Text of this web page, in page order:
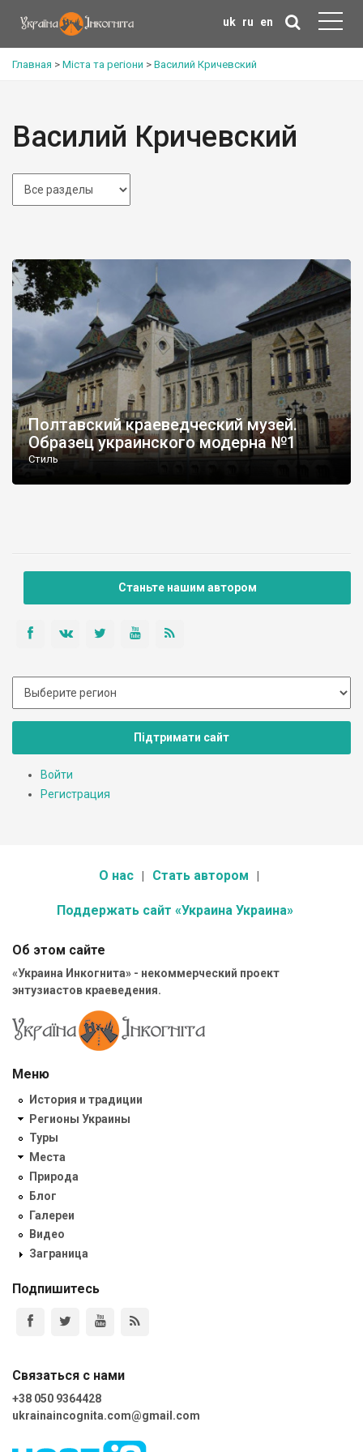
uk ru en
Главная > Міста та регіони > Василий Кричевский
Василий Кричевский
Полтавский краеведческий музей.
Образец украинского модерна №1
Стиль
Станьте нашим автором
Підтримати сайт
Войти
Регистрация
О нас Стать автором
Поддержать сайт «Украина Украина»
Об этом сайте
«Украина Инкогнита» - некоммерческий проект
энтузиастов краеведения.
Меню
История и традиции
Регионы Украины
Туры
Места
Природа
Блог
Галереи
Видео
Заграница
Подпишитесь
Связаться с нами
+38 050 9364428
ukrainaincognita.com@gmail.com